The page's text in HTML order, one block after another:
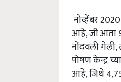
नोव्हेंबर
आहे, जी आता
नोंदवली
पोषण केन्द्र
आहे, जिथे